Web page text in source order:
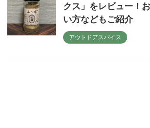
クス」をレビュー！
い方などもご紹介
アウトドアスパイス